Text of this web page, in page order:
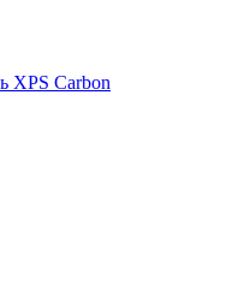
XPS Carbon